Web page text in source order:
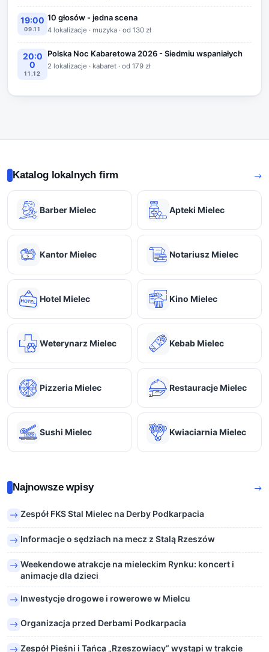
19:00
09.11
10 głosów - jedna scena
4 lokalizacje · muzyka · od 130 zł
20:0
0
11.12
Polska Noc Kabaretowa 2026 - Siedmiu wspaniałych
2 lokalizacje · kabaret · od 179 zł
Katalog lokalnych firm
Barber Mielec Apteki Mielec
Kantor Mielec Notariusz Mielec
Hotel Mielec Kino Mielec
Weterynarz Mielec Kebab Mielec
Pizzeria Mielec Restauracje Mielec
Sushi Mielec Kwiaciarnia Mielec
Najnowsze wpisy
Zespół FKS Stal Mielec na Derby Podkarpacia
Informacje o sędziach na mecz z Stalą Rzeszów
Weekendowe atrakcje na mieleckim Rynku: koncert i
animacje dla dzieci
Inwestycje drogowe i rowerowe w Mielcu
Organizacja przed Derbami Podkarpacia
Zespół Pieśni i Tańca „Rzeszowiacy” wystąpi w trakcie